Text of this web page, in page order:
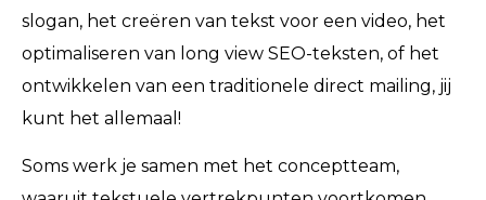
slogan, het creëren van tekst voor een video, het
optimaliseren van long view SEO-teksten, of het
ontwikkelen van een traditionele direct mailing, jij
kunt het allemaal!
Soms werk je samen met het conceptteam,